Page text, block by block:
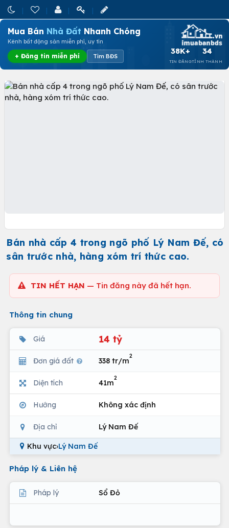
Mua Bán Nhà Đất Nhanh Chóng
Kênh bất động sản miễn phí, uy tín
+ Đăng tin miễn phí Tìm BĐS
38K+
TIN ĐĂNG
34
TỈNH THÀNH
Bán nhà cấp 4 trong ngõ phố Lý Nam Đế, có
sân trước nhà, hàng xóm trí thức cao.
TIN HẾT HẠN — Tin đăng này đã hết hạn.
Thông tin chung
Giá 14 tỷ
Đơn giá đất 338 tr/m
2
Diện tích 41m
2
Hướng Không xác định
Địa chỉ Lý Nam Đế
Khu vực›Lý Nam Đế
Pháp lý & Liên hệ
Pháp lý Sổ Đỏ